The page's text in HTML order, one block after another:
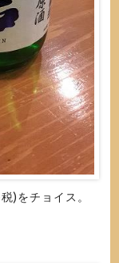
)をチョイス。